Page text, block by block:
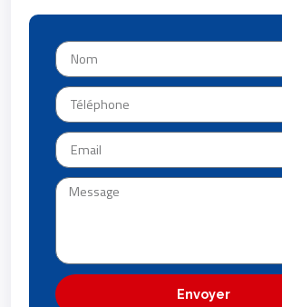
Envoyer